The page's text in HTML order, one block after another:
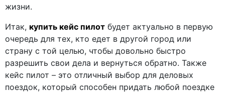
жизни.
Итак, купить кейс пилот будет актуально в первую
очередь для тех, кто едет в другой город или
страну с той целью, чтобы довольно быстро
разрешить свои дела и вернуться обратно. Также
кейс пилот – это отличный выбор для деловых
поездок, который способен придать любой поездке